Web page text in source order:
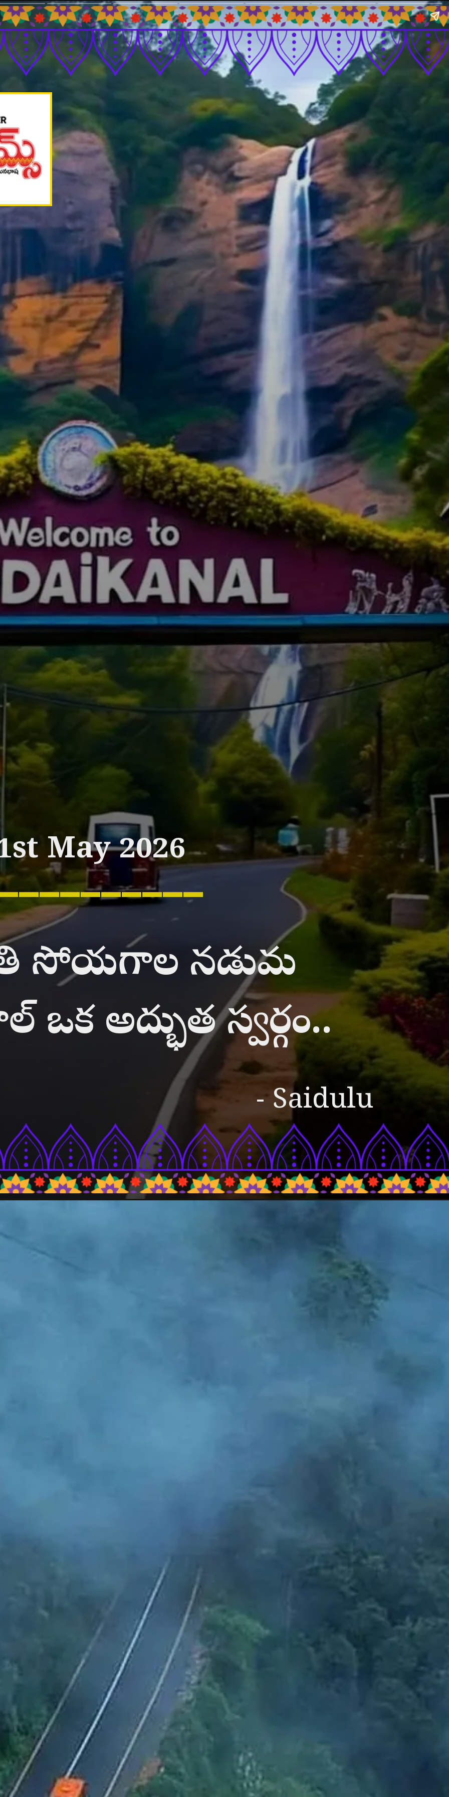
May 2026
- Saidulu
సోయగాల నడుమ
ఒక అద్భుత స్వర్గం..